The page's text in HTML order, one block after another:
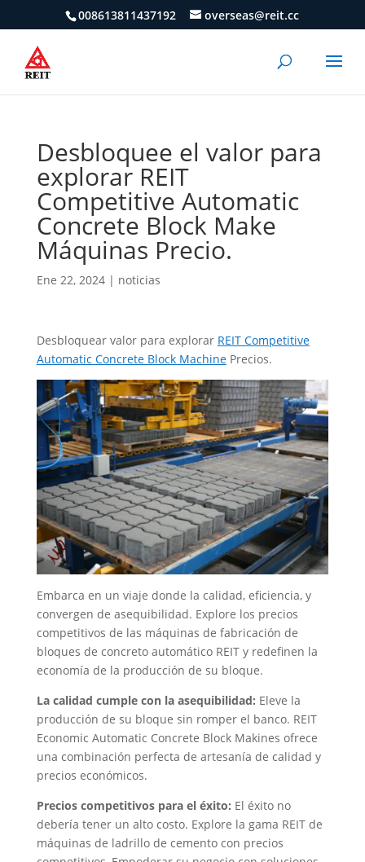
008613811437192 overseas@reit.cc
Desbloquee el valor para
explorar REIT
Competitive Automatic
Concrete Block Make
Máquinas Precio.
Ene 22, 2024| noticias
Desbloquear valor para explorar REIT Competitive
Automatic Concrete Block MachinePrecios.
Embarca en un viaje donde la calidad, eficiencia, y
convergen de asequibilidad. Explore los precios
competitivos de las máquinas de fabricación de
bloques de concreto automático REIT y redefinen la
economía de la producción de su bloque.
La calidad cumple con la asequibilidad: Eleve la
producción de su bloque sin romper el banco. REIT
Economic Automatic Concrete Block Makines ofrece
una combinación perfecta de artesanía de calidad y
precios económicos.
Precios competitivos para el éxito: El éxito no
debería tener un alto costo. Explore la gama REIT de
máquinas de ladrillo de cemento con precios